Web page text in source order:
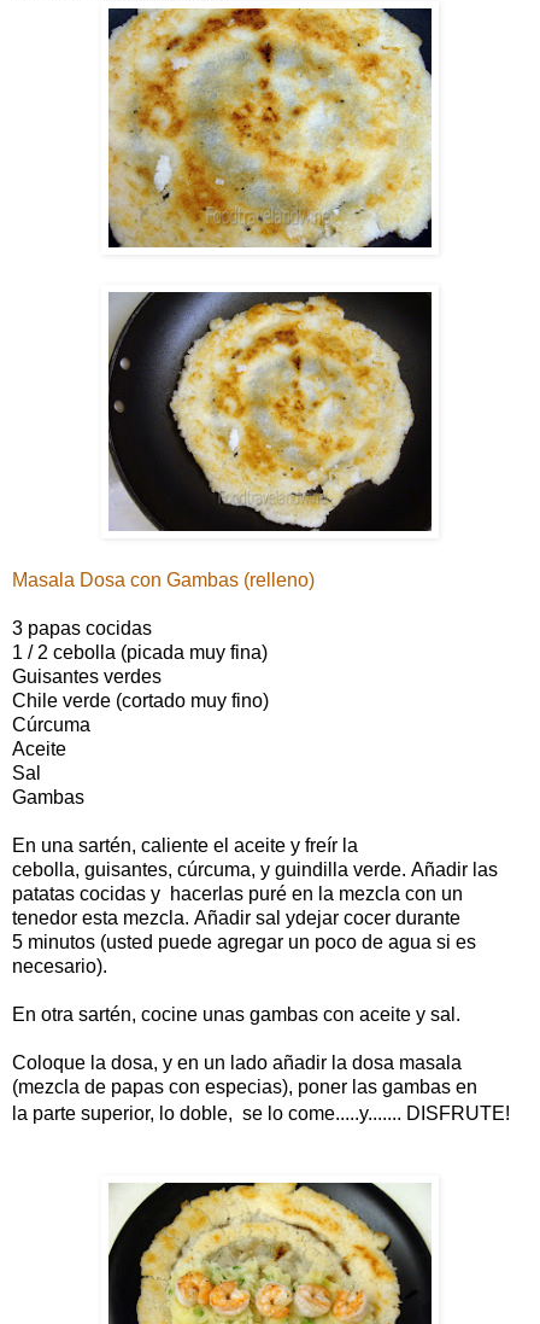
Masala Dosa con Gambas (relleno)
3 papas cocidas
1 / 2 cebolla (picada muy fina)
Guisantes verdes
Chile verde (cortado muy fino)
Cúrcuma
Aceite
Sal
Gambas
En una sartén, caliente el aceite y freír la
cebolla, guisantes, cúrcuma, y guindilla verde. Añadir las
patatas cocidas y hacerlas puré en la mezcla con un
tenedor esta mezcla. Añadir sal ydejar cocer durante
5 minutos (usted puede agregar un poco de agua si es
necesario).
En otra sartén, cocine unas gambas con aceite y sal.
Coloque la dosa, y en un lado añadir la dosa masala
(mezcla de papas con especias), poner las gambas en
la parte superior, lo doble, se lo come.....y....... DISFRUTE!